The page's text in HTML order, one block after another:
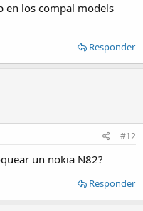
en los compal models
Responder
#12
un nokia N82?
Responder